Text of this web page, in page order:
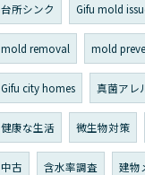
台所シンク Gifu mold
mold removal mold
Gifu city homes 真菌アレ
健康な生活 微生物対策
中古 含水率調査 建物